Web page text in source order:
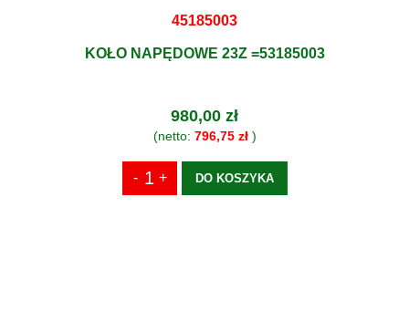
45185003
KOŁO NAPĘDOWE 23Z =53185003
980,00 zł
(netto: 796,75 zł)
DO KOSZYKA